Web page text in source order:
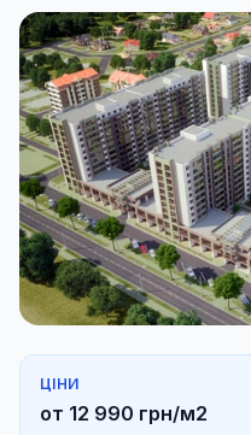
ЦІНИ
от 12 990 грн/м2